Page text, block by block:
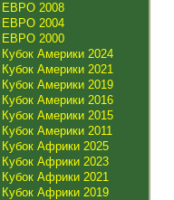
ЕВРО 2008
ЕВРО 2004
ЕВРО 2000
Кубок Америки 2024
Кубок Америки 2021
Кубок Америки 2019
Кубок Америки 2016
Кубок Америки 2015
Кубок Америки 2011
Кубок Африки 2025
Кубок Африки 2023
Кубок Африки 2021
Кубок Африки 2019